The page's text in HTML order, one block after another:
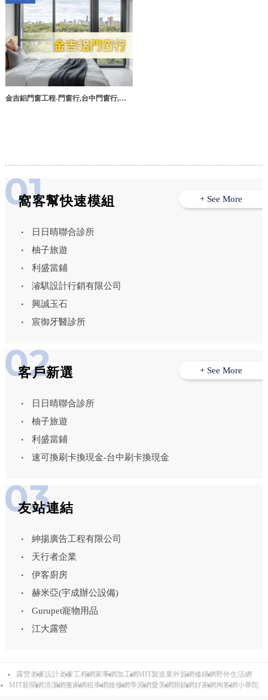
金吉鋁門窗工程-門窗行,台中門窗行,鋁
窩客幫快速模組
日日晴聯合診所
柚子旅遊
利盛當鋪
濬騏設計行銷有限公司
興誠玉石
宸御牙醫診所
+ See More
客戶新選
日日晴聯合診所
柚子旅遊
利盛當鋪
速可換刷卡換現金-台中刷卡換現金
+ See More
友站連結
紳揚廣告工程有限公司
天行者企業
伊客廚房
赫米亞(宇成辦公設備)
Gurupet寵物用品
江大露營
露營老爹設計老爹工程網家事網 加工網 MIT製造業外貿網修繕網 野外生活網
MIT新聞網清潔網搬家網租車網維修網學習網愛美網 開鎖網好家網掏客網小華陀